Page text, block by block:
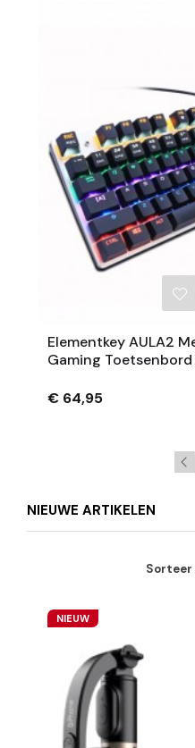
Elementkey AULA2
Gaming
Schakelaar)
€ 64,95
NIEUWE ARTIKELEN
Sorteer
NIEUW